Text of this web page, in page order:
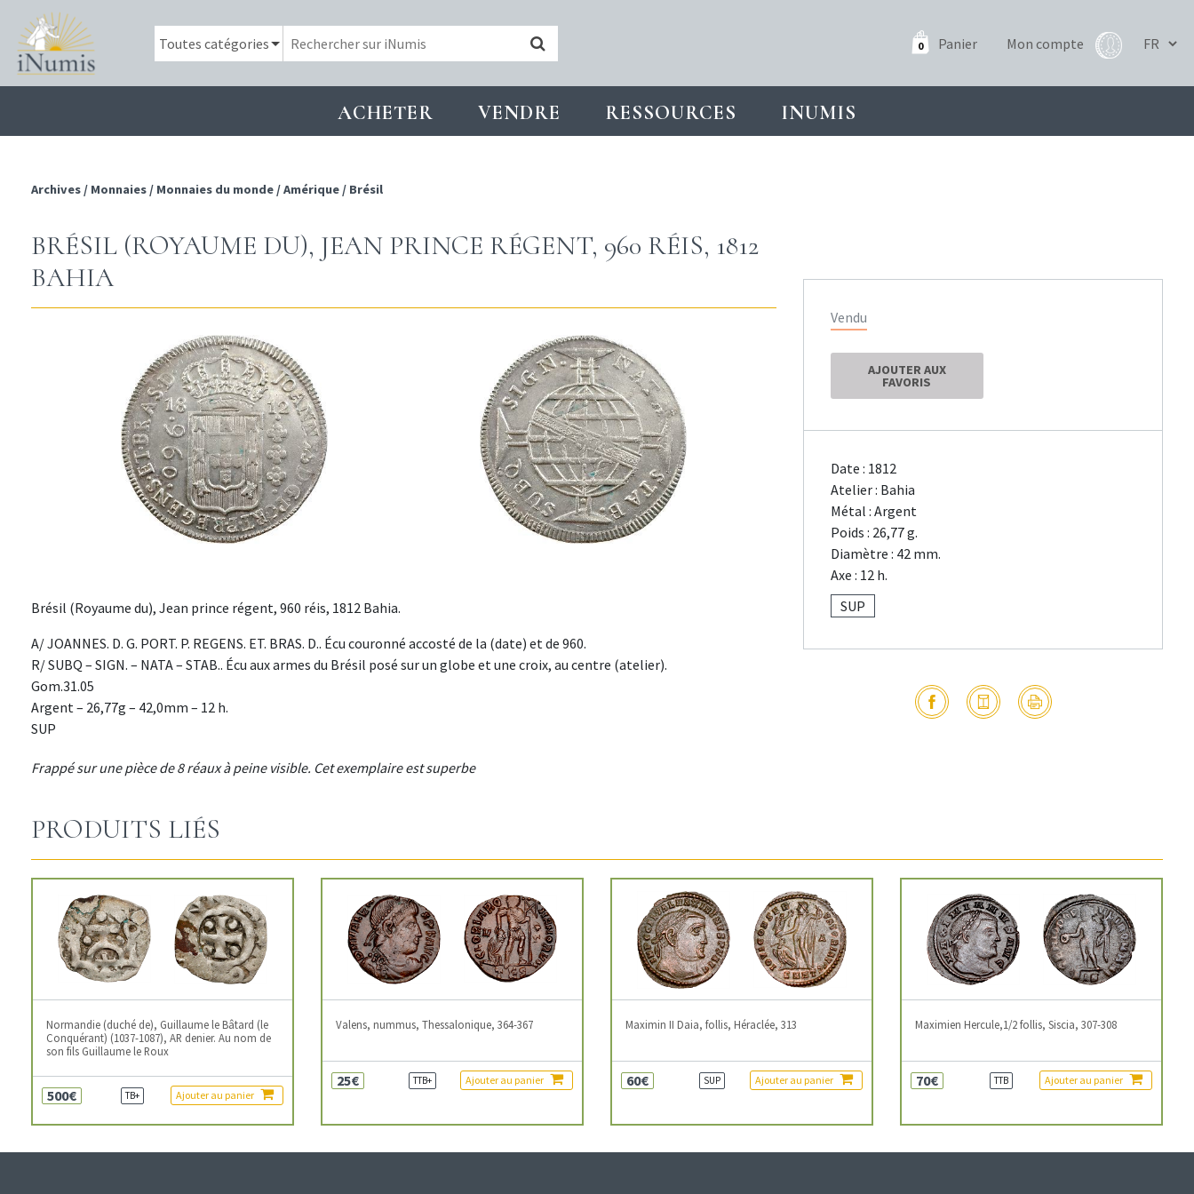
0 Panier Mon compte
ACHETER VENDRE RESSOURCES INUMIS
Archives / Monnaies / Monnaies du monde /Amérique / Brésil
BRÉSIL (ROYAUME DU), JEAN PRINCE RÉGENT, 960 RÉIS, 1812
BAHIA
Brésil (Royaume du), Jean prince régent, 960 réis, 1812 Bahia.
A/ JOANNES. D. G. PORT. P. REGENS. ET. BRAS. D.. Écu couronné accosté de la (date) et de 960.
R/ SUBQ – SIGN. – NATA – STAB.. Écu aux armes du Brésil posé sur un globe et une croix, au centre (atelier).
Gom.31.05
Argent – 26,77g – 42,0mm – 12 h.
SUP
Frappé sur une pièce de 8 réaux à peine visible. Cet exemplaire est superbe
Vendu
AJOUTER AUX
FAVORIS
Date : 1812
Atelier : Bahia
Métal : Argent
Poids : 26,77 g.
Diamètre : 42 mm.
Axe : 12 h.
SUP
PRODUITS LIÉS
Normandie (duché de), Guillaume le Bâtard (le
Conquérant) (1037-1087), AR denier. Au nom de
son fils Guillaume le Roux
500€ TB+ Ajouter au panier
Valens, nummus, Thessalonique, 364-367
25€ TTB+ Ajouter au panier
Maximin II Daia, follis, Héraclée, 313
60€ SUP Ajouter au panier
Maximien Hercule,1/2 follis, Siscia, 307-308
70€ TTB Ajouter au panier